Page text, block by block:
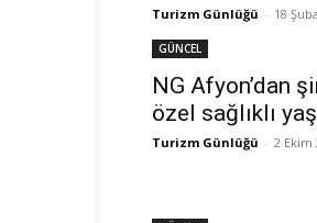
Turizm Günlüğü - 18
GÜNCEL
NG Afyon’dan
özel sağlıklı
Turizm Günlüğü - 2 Ekim